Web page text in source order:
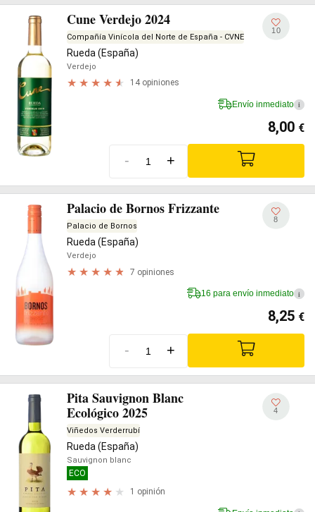
Cune Verdejo 2024
Compañía Vinícola del Norte de España - CVNE
Rueda (España)
Verdejo
14 opiniones
10
Envío inmediato i
8,00 €
- +
Palacio de Bornos Frizzante
Palacio de Bornos
Rueda (España)
Verdejo
7 opiniones
8
16 para envío inmediato i
8,25 €
- +
Pita Sauvignon Blanc
Ecológico 2025
Viñedos Verderrubí
Rueda (España)
Sauvignon blanc
ECO
1 opinión
4